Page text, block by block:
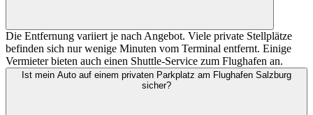
Die Entfernung variiert je nach Angebot. Viele private Stellplätze
befinden sich nur wenige Minuten vom Terminal entfernt. Einige
Vermieter bieten auch einen Shuttle-Service zum Flughafen an.
Ist mein Auto auf einem privaten Parkplatz am Flughafen Salzburg
sicher?